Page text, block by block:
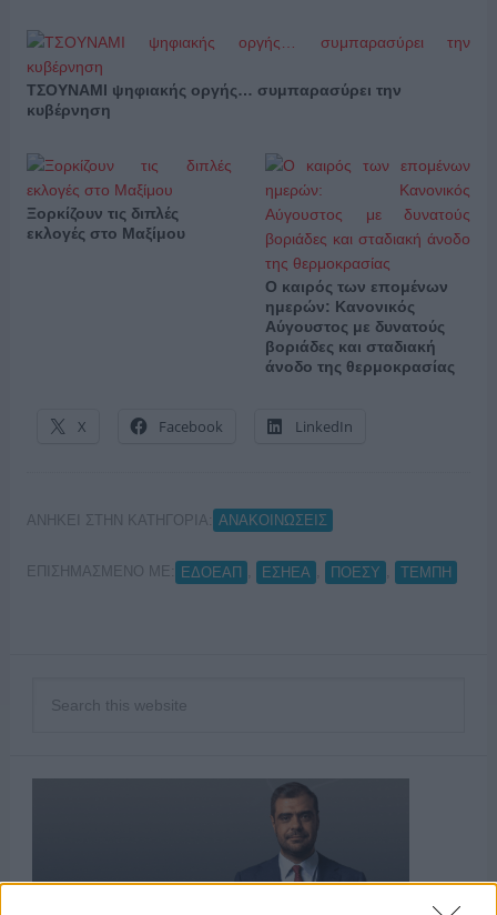
ΤΣΟΥΝΑΜΙ ψηφιακής οργής… συμπαρασύρει την
κυβέρνηση
Ξορκίζουν τις διπλές
εκλογές στο Μαξίμου
Ο καιρός των επομένων
ημερών: Κανονικός
Αύγουστος με δυνατούς
βοριάδες και σταδιακή
άνοδο της θερμοκρασίας
X Facebook LinkedIn
ΑΝΗΚΕΙ ΣΤΗΝ ΚΑΤΗΓΟΡΙΑ: ΑΝΑΚΟΙΝΩΣΕΙΣ
ΕΠΙΣΗΜΑΣΜΕΝΟ ΜΕ: ΕΔΟΕΑΠ ΕΣΗΕΑ ΠΟΕΣΥ ΤΕΜΠΗ